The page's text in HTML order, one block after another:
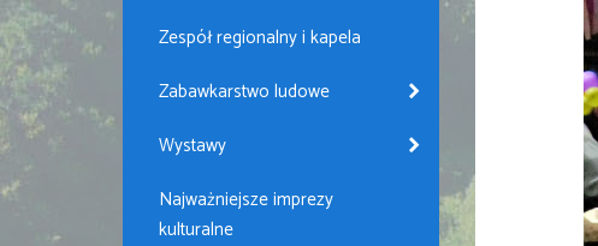
Zespół regionalny i kapela
Zabawkarstwo ludowe
Wystawy
Najważniejsze imprezy
kulturalne